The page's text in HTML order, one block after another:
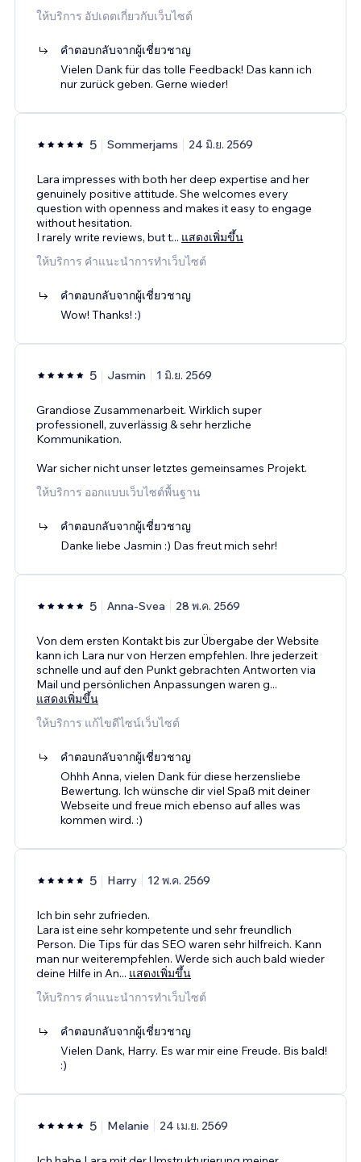
ให้บริการ อัปเดตเกี่ยวกับเว็บไซต์
คำตอบกลับจากผู้เชี่ยวชาญ
Vielen Dank für das tolle Feedback! Das kann ich
nur zurück geben. Gerne wieder!
5 Sommerjams 24 มิ.ย. 2569
Lara impresses with both her deep expertise and her
genuinely positive attitude. She welcomes every
question with openness and makes it easy to engage
without hesitation.
I rarely write reviews, but t... แสดงเพิ่มขึ้น
ให้บริการ คำแนะนำการทำเว็บไซต์
คำตอบกลับจากผู้เชี่ยวชาญ
Wow! Thanks! :)
5 Jasmin 1 มิ.ย. 2569
Grandiose Zusammenarbeit. Wirklich super
professionell, zuverlässig & sehr herzliche
Kommunikation.
War sicher nicht unser letztes gemeinsames Projekt.
ให้บริการ ออกแบบเว็บไซต์พื้นฐาน
คำตอบกลับจากผู้เชี่ยวชาญ
Danke liebe Jasmin :) Das freut mich sehr!
5 Anna-Svea 28 พ.ค. 2569
Von dem ersten Kontakt bis zur Übergabe der Website
kann ich Lara nur von Herzen empfehlen. Ihre jederzeit
schnelle und auf den Punkt gebrachten Antworten via
Mail und persönlichen Anpassungen waren g...
แสดงเพิ่มขึ้น
ให้บริการ แก้ไขดีไซน์เว็บไซต์
คำตอบกลับจากผู้เชี่ยวชาญ
Ohhh Anna, vielen Dank für diese herzensliebe
Bewertung. Ich wünsche dir viel Spaß mit deiner
Webseite und freue mich ebenso auf alles was
kommen wird. :)
5 Harry 12 พ.ค. 2569
Ich bin sehr zufrieden.
Lara ist eine sehr kompetente und sehr freundlich
Person. Die Tips für das SEO waren sehr hilfreich. Kann
man nur weiterempfehlen. Werde sich auch bald wieder
deine Hilfe in An... แสดงเพิ่มขึ้น
ให้บริการ คำแนะนำการทำเว็บไซต์
คำตอบกลับจากผู้เชี่ยวชาญ
Vielen Dank, Harry. Es war mir eine Freude. Bis bald!
:)
5 Melanie 24 เม.ย. 2569